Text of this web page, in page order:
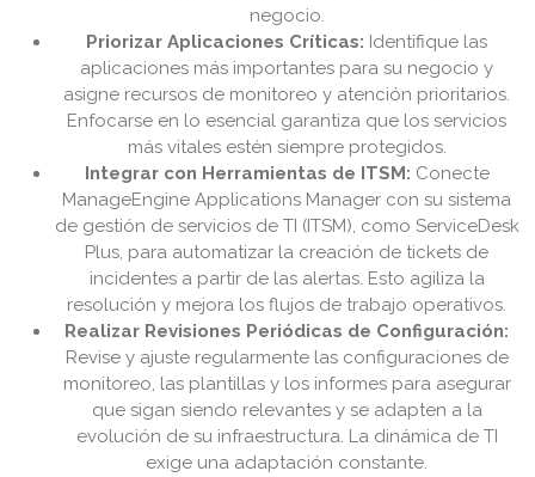
negocio.
Priorizar Aplicaciones Críticas: Identifique las
aplicaciones más importantes para su negocio y
asigne recursos de monitoreo y atención prioritarios.
Enfocarse en lo esencial garantiza que los servicios
más vitales estén siempre protegidos.
Integrar con Herramientas de ITSM: Conecte
ManageEngine Applications Manager con su sistema
de gestión de servicios de TI (ITSM), como ServiceDesk
Plus, para automatizar la creación de tickets de
incidentes a partir de las alertas. Esto agiliza la
resolución y mejora los flujos de trabajo operativos.
Realizar Revisiones Periódicas de Configuración:
Revise y ajuste regularmente las configuraciones de
monitoreo, las plantillas y los informes para asegurar
que sigan siendo relevantes y se adapten a la
evolución de su infraestructura. La dinámica de TI
exige una adaptación constante.